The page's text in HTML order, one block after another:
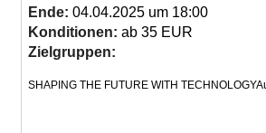
Ende: 04.04.2025 um 18:00
Konditionen: ab 35 EUR
Zielgruppen: